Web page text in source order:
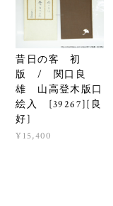
昔日の客 初
版 / 関口良
雄 山高登木版口
絵入 [39267][良
好]
¥15,400